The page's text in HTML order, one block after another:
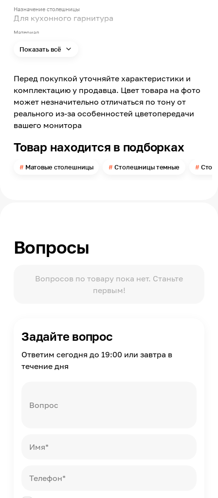
Назначение столешницы
Для кухонного гарнитура
Материал
Поверхность
Матовая
Цвет
Черно-белый
Яркость цвета
Цвет заявленный производителем
Длина
3050
Показать всё
Перед покупкой уточняйте характеристики и
комплектацию у продавца. Цвет товара на фото
может незначительно отличаться по тону от
реального из-за особенностей цветопередачи
вашего монитора
Товар находится в подборках
Матовые столешницы Столешницы темные
Вопросы
Вопросов по товару пока нет. Станьте
первым!
Задайте вопрос
Ответим сегодня до 19:00 или завтра в
течение дня
Вопрос
Имя*
Телефон*